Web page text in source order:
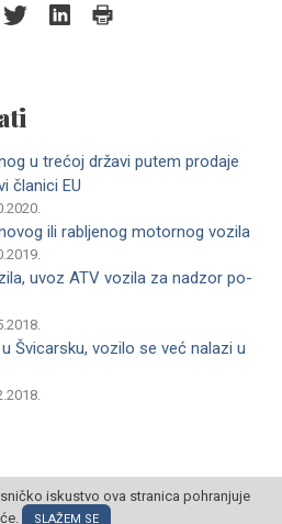
u trećoj državi putem prodaje
članici EU
ili rabljenog motornog vozila
uvoz ATV vozila za nadzor po­
Švicarsku, vozilo se već nalazi u
Sva prava pridržana
iskustvo ova stranica pohranjuje
SLAŽEM SE